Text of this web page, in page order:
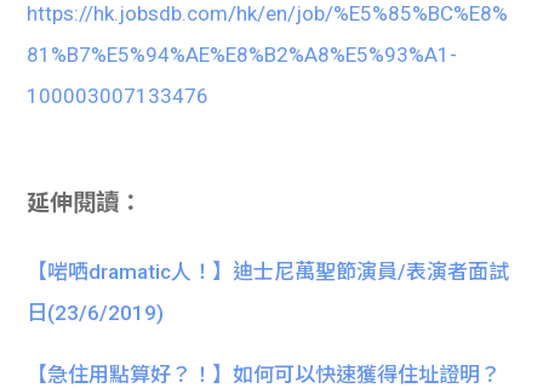
https://hk.jobsdb.com/hk/en/job/%E5%85%BC%E8%
81%B7%E5%94%AE%E8%B2%A8%E5%93%A1-
100003007133476
延伸閱讀：
【啱哂dramatic人！】迪士尼萬聖節演員/表演者面試
日(23/6/2019)
【急住用點算好？！】如何可以快速獲得住址證明？